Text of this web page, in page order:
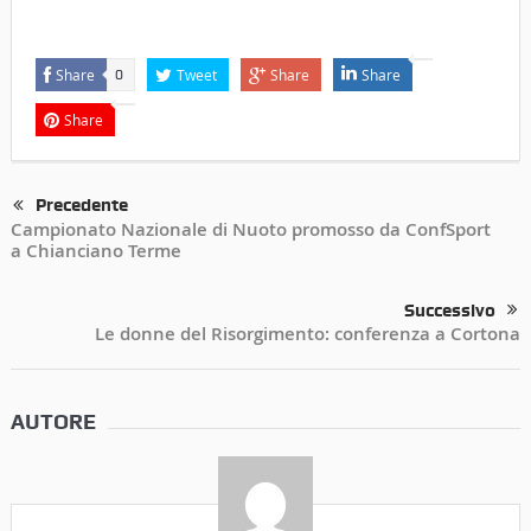
Share 0 Tweet Share Share
Share
Precedente
Campionato Nazionale di Nuoto promosso da ConfSport
a Chianciano Terme
Successivo
Le donne del Risorgimento: conferenza a Cortona
AUTORE